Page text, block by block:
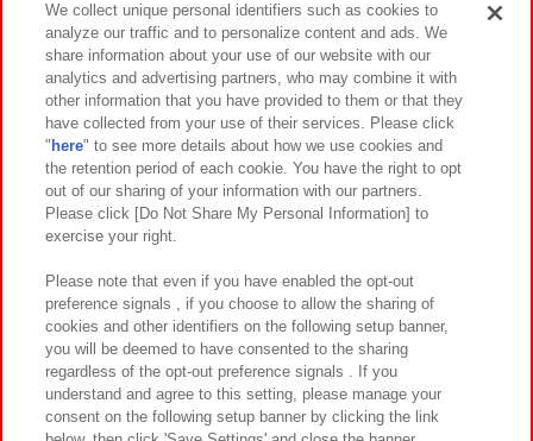
イベント・キャンペーン
関連会社 サステナビリティ サイトポリシー
プライバシーポリシー ウェブアクセシビリティ方針と検証結果
お取引先さまとともに
カスタマーハラスメント対応方針 よくあるご質問・お問い合わせ
We collect unique personal identifiers such as cookies to
analyze our traffic and to personalize content and ads. We
share information about your use of our website with our
analytics and advertising partners, who may combine it with
other information that you have provided to them or that they
have collected from your use of their services. Please click
" here" to see more details about how we use cookies and
the retention period of each cookie. You have the right to opt
out of our sharing of your information with our partners.
Please click [Do Not Share My Personal Information] to
exercise your right.
Please note that even if you have enabled the opt-out
preference signals , if you choose to allow the sharing of
cookies and other identifiers on the following setup banner,
you will be deemed to have consented to the sharing
regardless of the opt-out preference signals . If you
understand and agree to this setting, please manage your
consent on the following setup banner by clicking the link